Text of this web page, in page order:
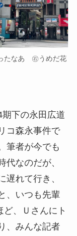
たなあ ㊨うめだ花
下の永田広道
コ森永事件で
筆者が今でも
代なのだが、
遅れて行き、
、いつも先輩
、Ｕさんにト
、みんな記者